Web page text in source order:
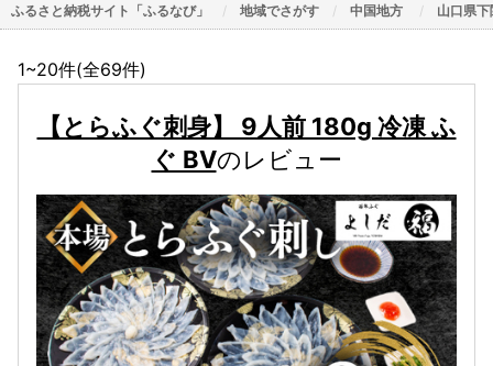
ふるさと納税サイト「ふるなび」 地域でさがす 中国地方 山口県下
1~20件(全69件)
【とらふぐ刺身】 9人前 180g 冷凍 ふ
ぐ BVのレビュー